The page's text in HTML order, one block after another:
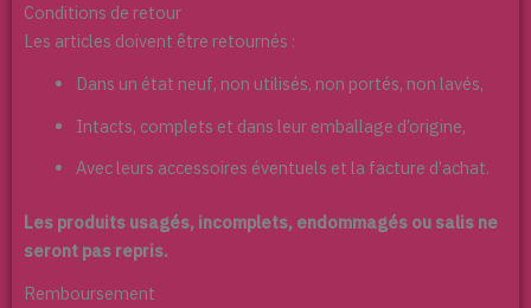
Conditions de retour
Les articles doivent être retournés :
Dans un état neuf, non utilisés, non portés, non lavés,
Intacts, complets et dans leur emballage d’origine,
Avec leurs accessoires éventuels et la facture d’achat.
Les produits usagés, incomplets, endommagés ou salis ne
seront pas repris.
Remboursement